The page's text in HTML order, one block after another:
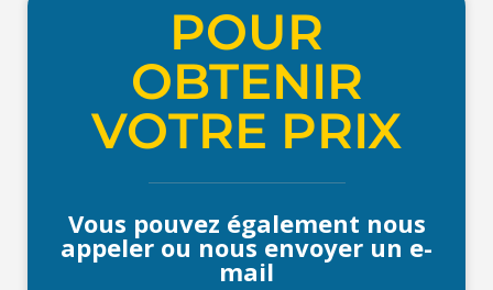
POUR
OBTENIR
VOTRE PRIX
Vous pouvez également nous
appeler ou nous envoyer un e-
mail